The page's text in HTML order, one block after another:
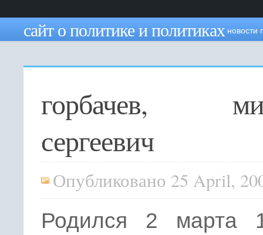
сайт о политике и политиках новости
горбачев,
сергеевич
Опубликовано 25 April,
Родился 2 марта